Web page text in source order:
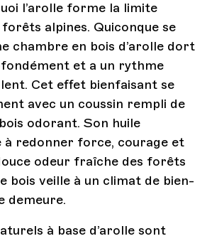
l’arolle forme la limite
alpines. Quiconque se
chambre en bois d’arolle dort
et a un rythme
Cet effet bienfaisant se
avec un coussin rempli de
odorant. Son huile
à redonner force, courage et
odeur fraîche des forêts
bois veille à un climat de bien-
demeure.
à base d’arolle sont